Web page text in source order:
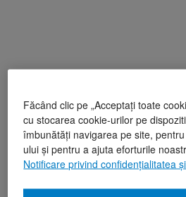
Făcând clic pe „Acceptați toate
cu stocarea cookie-urilor pe
îmbunătăți navigarea pe site,
ului și pentru a ajuta eforturile
Notificare privind confidențialitatea